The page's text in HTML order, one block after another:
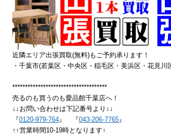
近隣エリア出張買取(無料)もご予約承ります！
・千葉市(若葉区・中央区・稲毛区・美浜区・花見川
*************************************
売るのも買うのも愛品館千葉店へ！
↓↓お問い合わせは下記番号より↓↓
『0120-979-764』 『043-206-7765』
↑↑営業時間10-19時となります↑